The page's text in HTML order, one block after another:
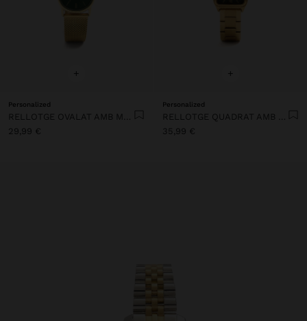
+
Personalized
RELLOTGE OVALAT AMB MALLA METÀL·LICA D'ACER INOXIDABLE
29,99 €
+
Personalized
RELLOTGE QUADRAT AMB CORRETJA D'ACER INOXIDABLE
35,99 €